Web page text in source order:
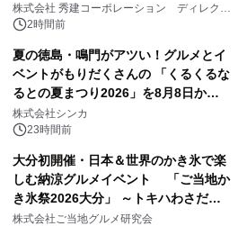
大興奮が今甦る
株式会社 秀建コーポレーション ディレクト
アートギャラリー
2時間前
夏の徳島・鳴門がアツい！グルメとイ
ベントがもりだくさんの 「くるくるな
るとの夏まつり2026」を8月8日から9
日間開催 ～夏限定メニューや大抽選
会、大学芋スティックの振る舞いも～
株式会社シンカ
23時間前
大分初開催・日本＆世界のかき氷で楽
しむ納涼グルメイベント 「ご当地か
き氷祭2026大分」 ～トキハわさだタ
ウンで8月21日～31日まで11日間限定
株式会社ご当地グルメ研究会